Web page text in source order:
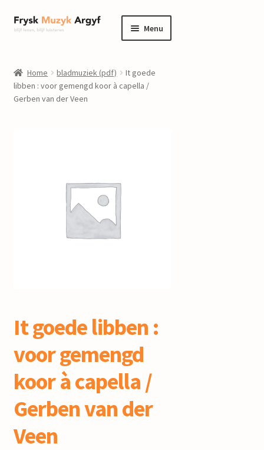
Ga
door
navigatie
Ga
naar
inhoud
Menu
informatie
Home bladmuziek (pdf)
It goede
libben : voor gemengd koor à capella /
Gerben van der Veen
It goede libben :
voor gemengd
koor à capella /
Gerben van der
Veen